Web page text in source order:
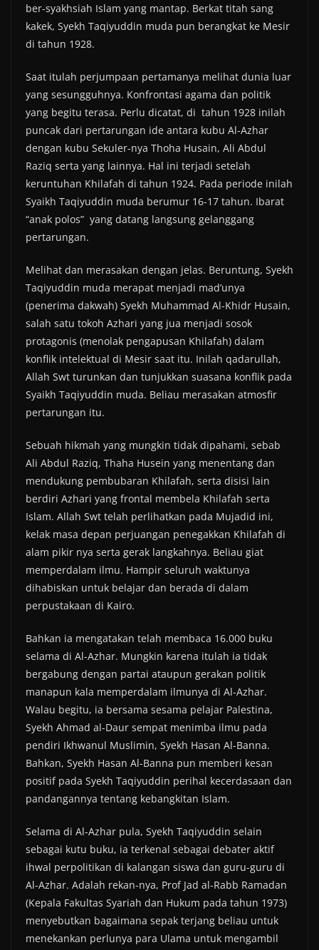
ber-syakhsiah Islam yang mantap. Berkat titah sang
kakek, Syekh Taqiyuddin muda pun berangkat ke Mesir
di tahun 1928.
Saat itulah perjumpaan pertamanya melihat dunia luar
yang sesungguhnya. Konfrontasi agama dan politik
yang begitu terasa. Perlu dicatat, di tahun 1928 inilah
puncak dari pertarungan ide antara kubu Al-Azhar
dengan kubu Sekuler-nya Thoha Husain, Ali Abdul
Raziq serta yang lainnya. Hal ini terjadi setelah
keruntuhan Khilafah di tahun 1924. Pada periode inilah
Syaikh Taqiyuddin muda berumur 16-17 tahun. Ibarat
“anak polos” yang datang langsung gelanggang
pertarungan.
Melihat dan merasakan dengan jelas. Beruntung, Syekh
Taqiyuddin muda merapat menjadi mad’unya
(penerima dakwah) Syekh Muhammad Al-Khidr Husain,
salah satu tokoh Azhari yang jua menjadi sosok
protagonis (menolak pengapusan Khilafah) dalam
konflik intelektual di Mesir saat itu. Inilah qadarullah,
Allah Swt turunkan dan tunjukkan suasana konflik pada
Syaikh Taqiyuddin muda. Beliau merasakan atmosfir
pertarungan itu.
Sebuah hikmah yang mungkin tidak dipahami, sebab
Ali Abdul Raziq, Thaha Husein yang menentang dan
mendukung pembubaran Khilafah, serta disisi lain
berdiri Azhari yang frontal membela Khilafah serta
Islam. Allah Swt telah perlihatkan pada Mujadid ini,
kelak masa depan perjuangan penegakkan Khilafah di
alam pikir nya serta gerak langkahnya. Beliau giat
memperdalam ilmu. Hampir seluruh waktunya
dihabiskan untuk belajar dan berada di dalam
perpustakaan di Kairo.
Bahkan ia mengatakan telah membaca 16.000 buku
selama di Al-Azhar. Mungkin karena itulah ia tidak
bergabung dengan partai ataupun gerakan politik
manapun kala memperdalam ilmunya di Al-Azhar.
Walau begitu, ia bersama sesama pelajar Palestina,
Syekh Ahmad al-Daur sempat menimba ilmu pada
pendiri Ikhwanul Muslimin, Syekh Hasan Al-Banna.
Bahkan, Syekh Hasan Al-Banna pun memberi kesan
positif pada Syekh Taqiyuddin perihal kecerdasaan dan
pandangannya tentang kebangkitan Islam.
Selama di Al-Azhar pula, Syekh Taqiyuddin selain
sebagai kutu buku, ia terkenal sebagai debater aktif
ihwal perpolitikan di kalangan siswa dan guru-guru di
Al-Azhar. Adalah rekan-nya, Prof Jad al-Rabb Ramadan
(Kepala Fakultas Syariah dan Hukum pada tahun 1973)
menyebutkan bagaimana sepak terjang beliau untuk
menekankan perlunya para Ulama untuk mengambil